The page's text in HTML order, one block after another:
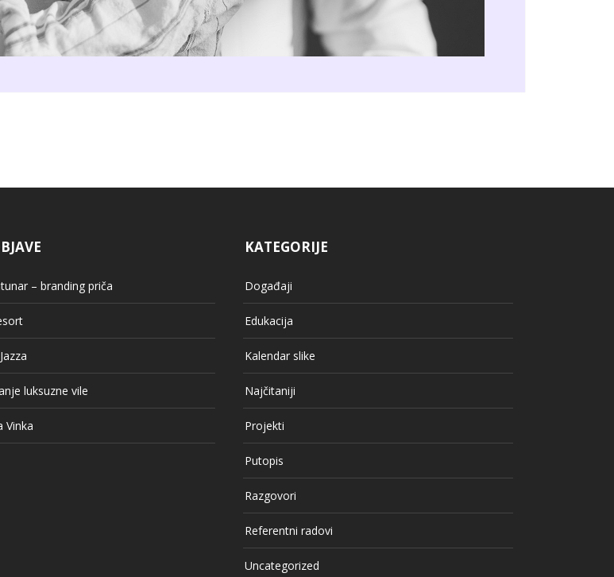
– branding priča
luksuzne vile
Vinka
KATEGORIJE
Događaji
Edukacija
Kalendar slike
Najčitaniji
Projekti
Putopis
Razgovori
Referentni radovi
Uncategorized